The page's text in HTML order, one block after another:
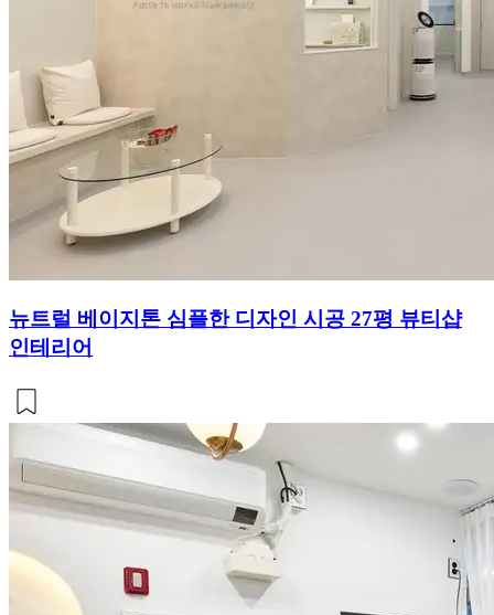
뉴트럴 베이지톤 심플한 디자인 시공 27평 뷰티샵
인테리어